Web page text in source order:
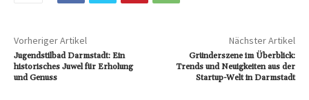
Vorheriger Artikel
Jugendstilbad Darmstadt: Ein
historisches Juwel für Erholung
und Genuss
Nächster Artikel
Gründerszene im Überblick:
Trends und Neuigkeiten aus der
Startup-Welt in Darmstadt